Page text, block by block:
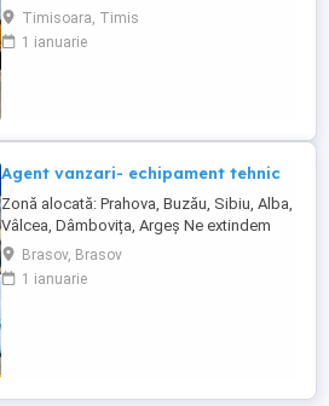
Moldova, angajeaza Reprezentant Vanzari
Service si Piese de Schimb, pentru divizia
de utilaje. Cerinte: Studii superioare în
Timisoara, Timis
1 ianuarie
Agent vanzari- echipament tehnic
Zonă alocată: Prahova, Buzău, Sibiu, Alba,
Vâlcea, Dâmbovița, Argeș Ne extindem
echipa de vânzări și căutăm un Agent
Vânzări Soluții Tehnice, orientat către
rezultate, cu experiență în vânzări B2B și
Brasov, Brasov
1 ianuarie